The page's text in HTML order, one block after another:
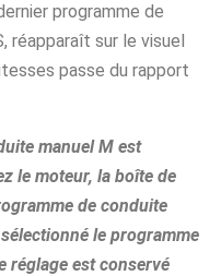
programme de
réapparaît sur le visuel
passe du rapport
manuel M est
le moteur, la boîte de
de conduite
le programme
réglage est conservé